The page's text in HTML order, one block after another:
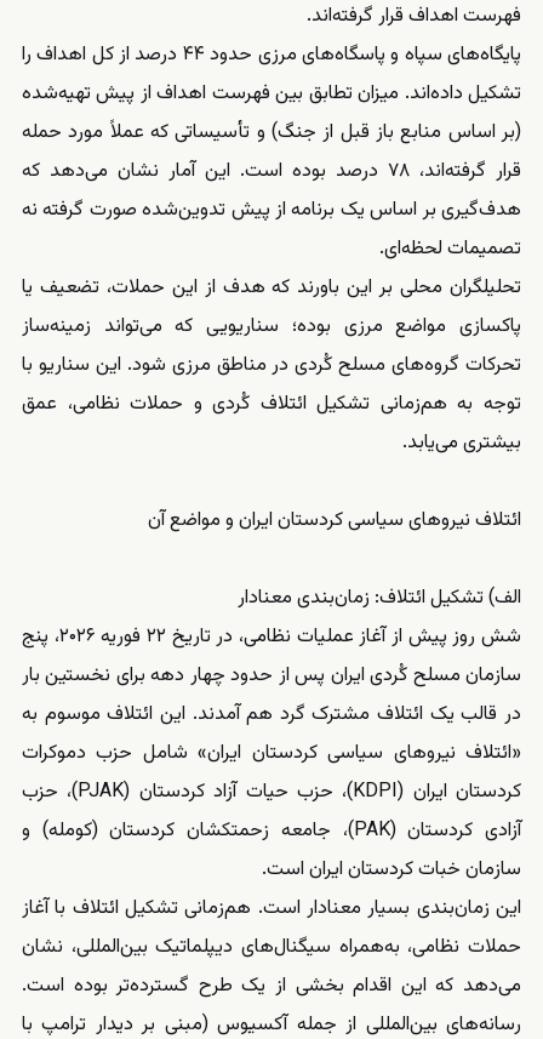
فهرست اهداف قرار گرفته‌اند.
پایگاه‌های سپاه و پاسگاه‌های مرزی حدود ۴۴ درصد از کل اهداف را
تشکیل داده‌اند. میزان تطابق بین فهرست اهداف از پیش تهیه‌شده
(بر اساس منابع باز قبل از جنگ) و تأسیساتی که عملاً مورد حمله
قرار گرفته‌اند، ۷۸ درصد بوده است. این آمار نشان می‌دهد که
هدف‌گیری بر اساس یک برنامه از پیش تدوین‌شده صورت گرفته نه
تصمیمات لحظه‌ای.
تحلیلگران محلی بر این باورند که هدف از این حملات، تضعیف یا
پاکسازی مواضع مرزی بوده؛ سناریویی که می‌تواند زمینه‌ساز
تحرکات گروه‌های مسلح کُردی در مناطق مرزی شود. این سناریو با
توجه به هم‌زمانی تشکیل ائتلاف کُردی و حملات نظامی، عمق
بیشتری می‌یابد.
ائتلاف نیروهای سیاسی کردستان ایران و مواضع آن
الف) تشکیل ائتلاف: زمان‌بندی معنادار
شش روز پیش از آغاز عملیات نظامی، در تاریخ ۲۲ فوریه ۲۰۲۶، پنج
سازمان مسلح کُردی ایران پس از حدود چهار دهه برای نخستین بار
در قالب یک ائتلاف مشترک گرد هم آمدند. این ائتلاف موسوم به
«ائتلاف نیروهای سیاسی کردستان ایران» شامل حزب دموکرات
کردستان ایران (KDPI)، حزب حیات آزاد کردستان (PJAK)، حزب
آزادی کردستان (PAK)، جامعه زحمتکشان کردستان (کومله) و
سازمان خبات کردستان ایران است.
این زمان‌بندی بسیار معنادار است. هم‌زمانی تشکیل ائتلاف با آغاز
حملات نظامی، به‌همراه سیگنال‌های دیپلماتیک بین‌المللی، نشان
می‌دهد که این اقدام بخشی از یک طرح گسترده‌تر بوده است.
رسانه‌های بین‌المللی از جمله آکسیوس (مبنی بر دیدار ترامپ با